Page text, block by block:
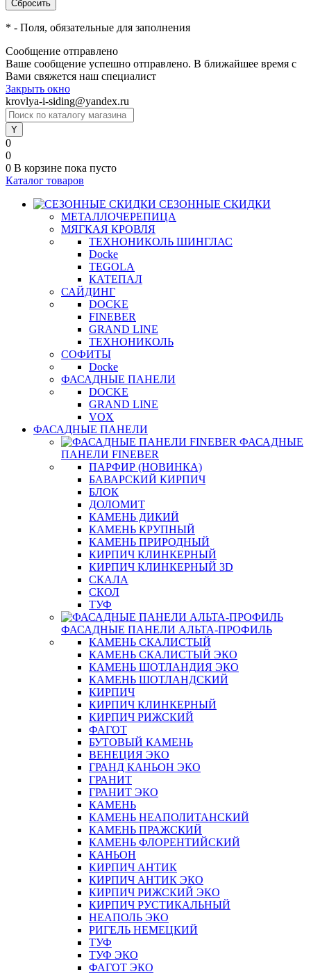
* - Поля, обязательные для заполнения
Сообщение отправлено
Ваше сообщение успешно отправлено. В ближайшее время с
Вами свяжется наш специалист
Закрыть окно
krovlya-i-siding@yandex.ru
0
0
0 В корзине пока пусто
Каталог товаров
СЕЗОННЫЕ СКИДКИ
МЕТАЛЛОЧЕРЕПИЦА
МЯГКАЯ КРОВЛЯ
ТЕХНОНИКОЛЬ ШИНГЛАС
Docke
TEGOLA
КАТЕПАЛ
САЙДИНГ
DOCKE
FINEBER
GRAND LINE
ТЕХНОНИКОЛЬ
СОФИТЫ
Docke
ФАСАДНЫЕ ПАНЕЛИ
DOCKE
GRAND LINE
VOX
ФАСАДНЫЕ ПАНЕЛИ
ФАСАДНЫЕ
ПАНЕЛИ FINEBER
ПАРФИР (НОВИНКА)
БАВАРСКИЙ КИРПИЧ
БЛОК
ДОЛОМИТ
КАМЕНЬ ДИКИЙ
КАМЕНЬ КРУПНЫЙ
КАМЕНЬ ПРИРОДНЫЙ
КИРПИЧ КЛИНКЕРНЫЙ
КИРПИЧ КЛИНКЕРНЫЙ 3D
СКАЛА
СКОЛ
ТУФ
ФАСАДНЫЕ ПАНЕЛИ АЛЬТА-ПРОФИЛЬ
КАМЕНЬ СКАЛИСТЫЙ
КАМЕНЬ СКАЛИСТЫЙ ЭКО
КАМЕНЬ ШОТЛАНДИЯ ЭКО
КАМЕНЬ ШОТЛАНДСКИЙ
КИРПИЧ
КИРПИЧ КЛИНКЕРНЫЙ
КИРПИЧ РИЖСКИЙ
ФАГОТ
БУТОВЫЙ КАМЕНЬ
ВЕНЕЦИЯ ЭКО
ГРАНД КАНЬОН ЭКО
ГРАНИТ
ГРАНИТ ЭКО
КАМЕНЬ
КАМЕНЬ НЕАПОЛИТАНСКИЙ
КАМЕНЬ ПРАЖСКИЙ
КАМЕНЬ ФЛОРЕНТИЙСКИЙ
КАНЬОН
КИРПИЧ АНТИК
КИРПИЧ АНТИК ЭКО
КИРПИЧ РИЖСКИЙ ЭКО
КИРПИЧ РУСТИКАЛЬНЫЙ
НЕАПОЛЬ ЭКО
РИГЕЛЬ НЕМЕЦКИЙ
ТУФ
ТУФ ЭКО
ФАГОТ ЭКО